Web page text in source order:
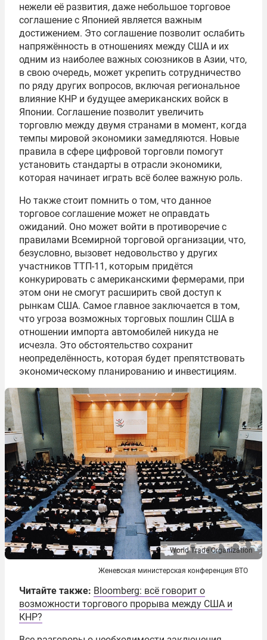
нежели её развития, даже небольшое торговое
соглашение с Японией является важным
достижением. Это соглашение позволит ослабить
напряжённость в отношениях между США и их
одним из наиболее важных союзников в Азии, что,
в свою очередь, может укрепить сотрудничество
по ряду других вопросов, включая региональное
влияние КНР и будущее американских войск в
Японии. Соглашение позволит увеличить
торговлю между двумя странами в момент, когда
темпы мировой экономики замедляются. Новые
правила в сфере цифровой торговли помогут
установить стандарты в отрасли экономики,
которая начинает играть всё более важную роль.
Но также стоит помнить о том, что данное
торговое соглашение может не оправдать
ожиданий. Оно может войти в противоречие с
правилами Всемирной торговой организации, что,
безусловно, вызовет недовольство у других
участников ТТП-11, которым придётся
конкурировать с американскими фермерами, при
этом они не смогут расширить свой доступ к
рынкам США. Самое главное заключается в том,
что угроза возможных торговых пошлин США в
отношении импорта автомобилей никуда не
исчезла. Это обстоятельство сохранит
неопределённость, которая будет препятствовать
экономическому планированию и инвестициям.
World Trade Organization
Женевская министерская конференция ВТО
Читайте также: Bloomberg: всё говорит о
возможности торгового прорыва между США и
КНР?